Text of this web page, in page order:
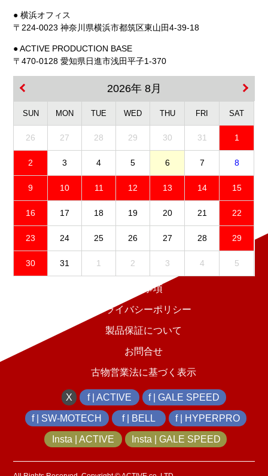
● 横浜オフィス
〒224-0023 神奈川県横浜市都筑区東山田4-39-18
● ACTIVE PRODUCTION BASE
〒470-0128 愛知県日進市浅田平子1-370
2026年 8月
SUN MON TUE WED THU FRI SAT
26 27 28 29 30 31 1
2 3 4 5 6 7 8
9 10 11 12 13 14 15
16 17 18 19 20 21 22
23 24 25 26 27 28 29
30 31 1 2 3 4 5
免責事項
プライバシーポリシー
製品保証について
お問合せ
古物営業法に基づく表示
X f | ACTIVE f | GALE SPEED
f | SW-MOTECH f | BELL f | HYPERPRO
Insta | ACTIVE Insta | GALE SPEED